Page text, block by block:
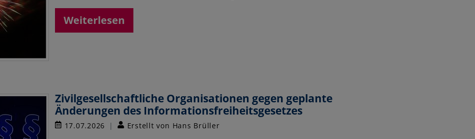
Weiterlesen
Zivilgesellschaftliche Organisationen gegen geplante
Änderungen des Informationsfreiheitsgesetzes
17.07.2026 Erstellt von Hans Brüller